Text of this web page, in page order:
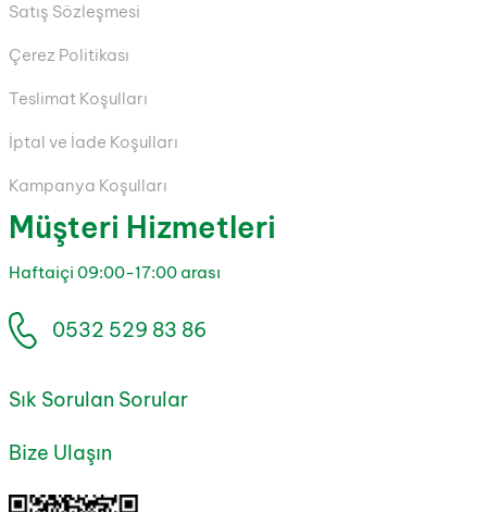
Satış Sözleşmesi
Çerez Politikası
Teslimat Koşulları
İptal ve İade Koşulları
Kampanya Koşulları
Müşteri Hizmetleri
Haftaiçi 09:00-17:00 arası
0532 529 83 86
Sık Sorulan Sorular
Bize Ulaşın